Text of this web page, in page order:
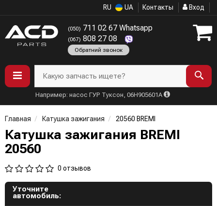
RU UA Контакты Вход
(050) 711 02 67 Whatsapp
(067) 808 27 08
Обратний звонок
Какую запчасть ищете?
Например: насос ГУР Туксон, 06H905601A
Главная Катушка зажигания 20560 BREMI
Катушка зажигания BREMI
20560
0 отзывов
Уточните
автомобиль: